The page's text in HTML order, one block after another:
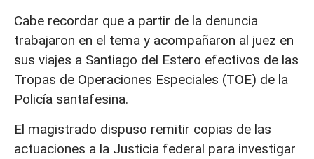
Cabe recordar que a partir de la denuncia
trabajaron en el tema y acompañaron al juez en
sus viajes a Santiago del Estero efectivos de las
Tropas de Operaciones Especiales (TOE) de la
Policía santafesina.
El magistrado dispuso remitir copias de las
actuaciones a la Justicia federal para investigar